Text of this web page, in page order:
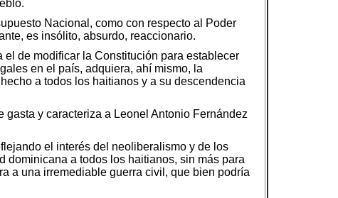
Nacional, como con respecto al Poder
es insólito, absurdo, reaccionario.
de modificar la Constitución para establecer
en el país, adquiera, ahí mismo, la
a todos los haitianos y a su descendencia
y caracteriza a Leonel Antonio Fernández
el interés del neoliberalismo y de los
a todos los haitianos, sin más para
a una irremediable guerra civil, que bien podría